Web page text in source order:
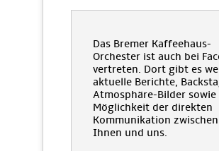
Das Bremer Kaffeehaus-
Orchester ist auch bei
vertreten. Dort gibt es
aktuelle Berichte,
Atmosphäre-Bilder sowie
Möglichkeit der direkten
Kommunikation zwischen
Ihnen und uns.